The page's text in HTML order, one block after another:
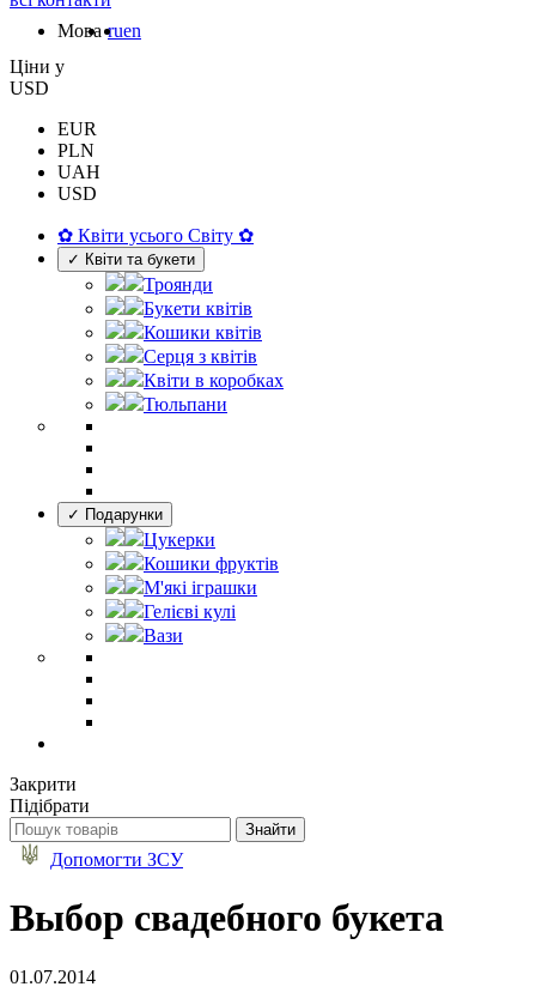
Мова ruen
Цiни у
USD
EUR
PLN
UAH
USD
✿ Квіти усього Світу ✿
✓ Квіти та букети
Троянди
Букети квітів
Кошики квітів
Серця з квітів
Квіти в коробках
Тюльпани
✓ Подарунки
Цукерки
Кошики фруктів
М'які іграшки
Гелієві кулі
Вази
Закрити
Підібрати
Допомогти ЗСУ
Выбор свадебного букета
01.07.2014